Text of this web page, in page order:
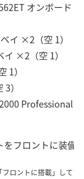
オンボード（
イ ×2（空 1）
空 1）
）
プリ
フロントに装備
ロントに搭載」して